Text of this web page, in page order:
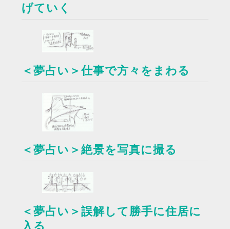
げていく
＜夢占い＞仕事で方々をまわる
＜夢占い＞絶景を写真に撮る
＜夢占い＞誤解して勝手に住居に
入る